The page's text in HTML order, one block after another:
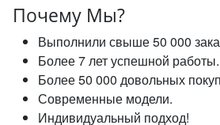
Почему Мы?
Выполнили свыше 50 000
Более 7 лет успешной работы.
Более 50 000 довольных
Современные модели.
Индивидуальный подход!